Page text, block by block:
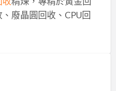
廢晶圓回收、CPU回